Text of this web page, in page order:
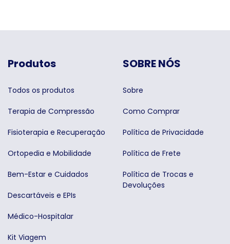
Produtos
Todos os produtos
Terapia de Compressão
Fisioterapia e Recuperação
Ortopedia e Mobilidade
Bem-Estar e Cuidados
Descartáveis e EPIs
Médico-Hospitalar
Kit Viagem
SOBRE NÓS
Sobre
Como Comprar
Política de Privacidade
Política de Frete
Política de Trocas e
Devoluções